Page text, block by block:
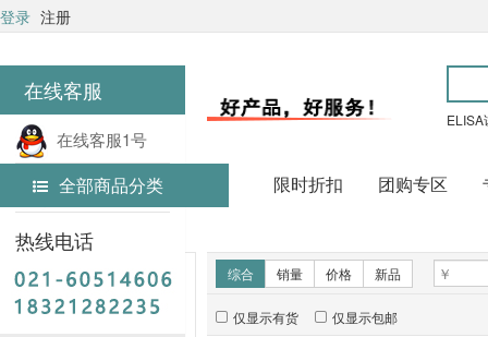
在线客服
在线客服1号
在线客服2号
热线电话
登录 注册
ELISA
全部商品分类 限时折扣 团购专区
首页
常用试剂
新品推荐
综合 销量 价格 新品
仅显示有货 仅显示包邮